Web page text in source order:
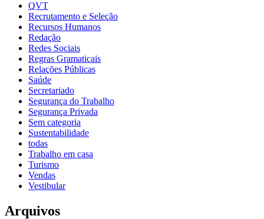
QVT
Recrutamento e Seleção
Recursos Humanos
Redação
Redes Sociais
Regras Gramaticais
Relações Públicas
Saúde
Secretariado
Segurança do Trabalho
Segurança Privada
Sem categoria
Sustentabilidade
todas
Trabalho em casa
Turismo
Vendas
Vestibular
Arquivos